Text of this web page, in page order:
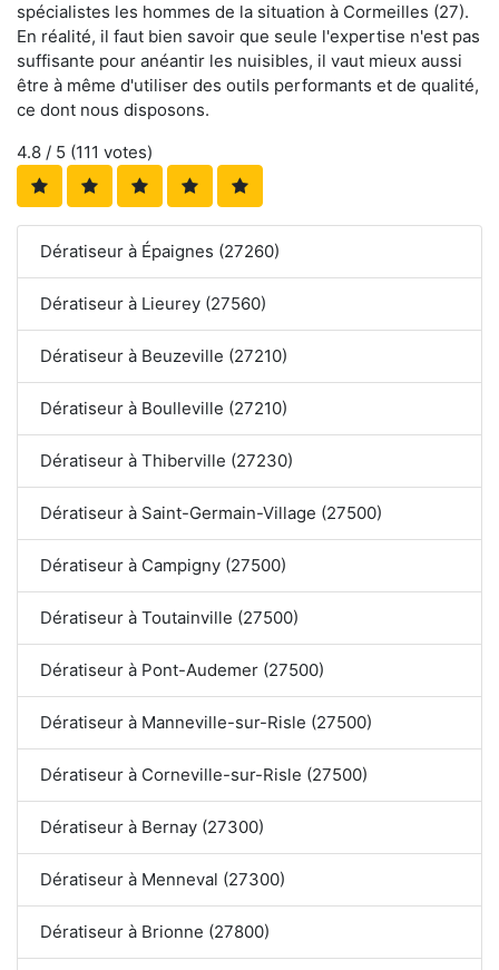
spécialistes les hommes de la situation à Cormeilles (27).
En réalité, il faut bien savoir que seule l'expertise n'est pas
suffisante pour anéantir les nuisibles, il vaut mieux aussi
être à même d'utiliser des outils performants et de qualité,
ce dont nous disposons.
4.8 / 5 (111 votes)
Dératiseur à Épaignes (27260)
Dératiseur à Lieurey (27560)
Dératiseur à Beuzeville (27210)
Dératiseur à Boulleville (27210)
Dératiseur à Thiberville (27230)
Dératiseur à Saint-Germain-Village (27500)
Dératiseur à Campigny (27500)
Dératiseur à Toutainville (27500)
Dératiseur à Pont-Audemer (27500)
Dératiseur à Manneville-sur-Risle (27500)
Dératiseur à Corneville-sur-Risle (27500)
Dératiseur à Bernay (27300)
Dératiseur à Menneval (27300)
Dératiseur à Brionne (27800)